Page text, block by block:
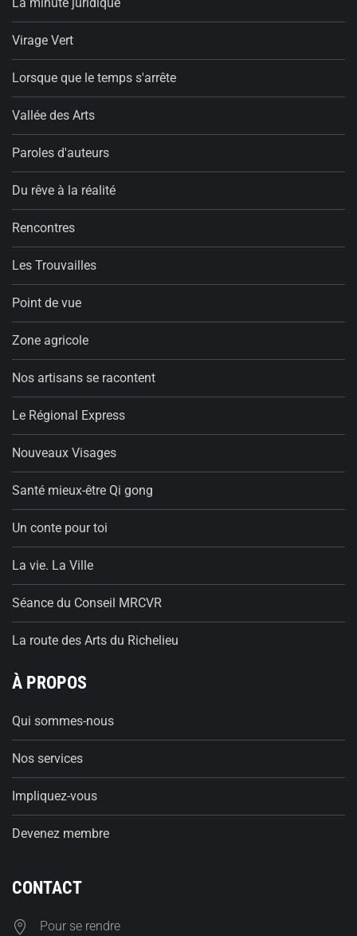
Virage Vert
Lorsque que le temps s'arrête
Vallée des Arts
Paroles d'auteurs
Du rêve à la réalité
Rencontres
Les Trouvailles
Point de vue
Zone agricole
Nos artisans se racontent
Le Régional Express
Nouveaux Visages
Santé mieux-être Qi gong
Un conte pour toi
La vie. La Ville
Séance du Conseil MRCVR
La route des Arts du Richelieu
À PROPOS
Qui sommes-nous
Nos services
Impliquez-vous
Devenez membre
CONTACT
Pour se rendre